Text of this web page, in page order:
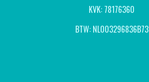
KVK: 78176360
BTW: NL003296836B73